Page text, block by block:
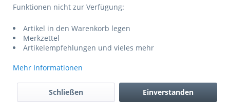
Funktionen nicht zur Verfügung:
Artikel in den Warenkorb legen
Merkzettel
Artikelempfehlungen und vieles mehr
Mehr Informationen
Einverstanden
Schließen